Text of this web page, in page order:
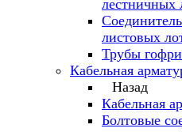
лестничных
листовых
Трубы
Кабельная
Назад
Кабельная
Болтовые